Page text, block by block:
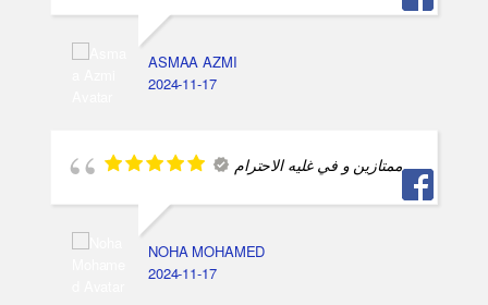
ASMAA AZMI
2024-11-17
ممتازين و في غليه الاحترام
NOHA MOHAMED
2024-11-17